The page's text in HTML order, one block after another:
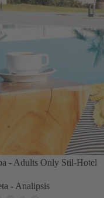
- Adults Only Stil-Hotel
- Analipsis